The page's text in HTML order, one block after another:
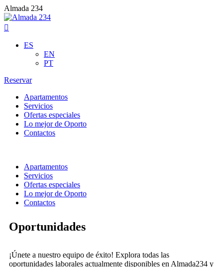
Almada 234
ES
EN
PT
Reservar
Apartamentos
Servicios
Ofertas especiales
Lo mejor de Oporto
Contactos
Apartamentos
Servicios
Ofertas especiales
Lo mejor de Oporto
Contactos
Oportunidades
¡Únete a nuestro equipo de éxito! Explora todas las
oportunidades laborales actualmente disponibles en Almada234 y